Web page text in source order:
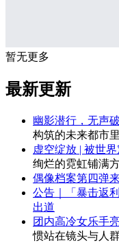
暂无更多
最新更新
幽影潜行，无声
构筑的未来都市里
虚空绽放 | 被世
绚烂的霓虹铺满
偶像档案第四弹
公告｜「暴击返
出道
团内高冷女乐手
惯站在镜头与人